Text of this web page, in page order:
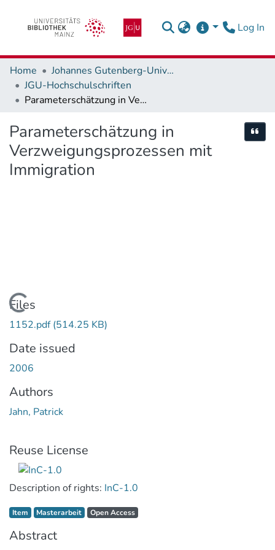
Log In
Home
Johannes Gutenberg-Universität Mainz
JGU-Hochschulschriften
Parameterschätzung in Verzweigungsprozessen mit Immigration
Parameterschätzung in
Verzweigungsprozessen mit
Immigration
Loading...
Files
1152.pdf(514.25 KB)
Date issued
2006
Authors
Jahn, Patrick
Reuse License
Description of rights: InC-1.0
Item type:
Item, Masterarbeit Access status:
Open Access,
Abstract